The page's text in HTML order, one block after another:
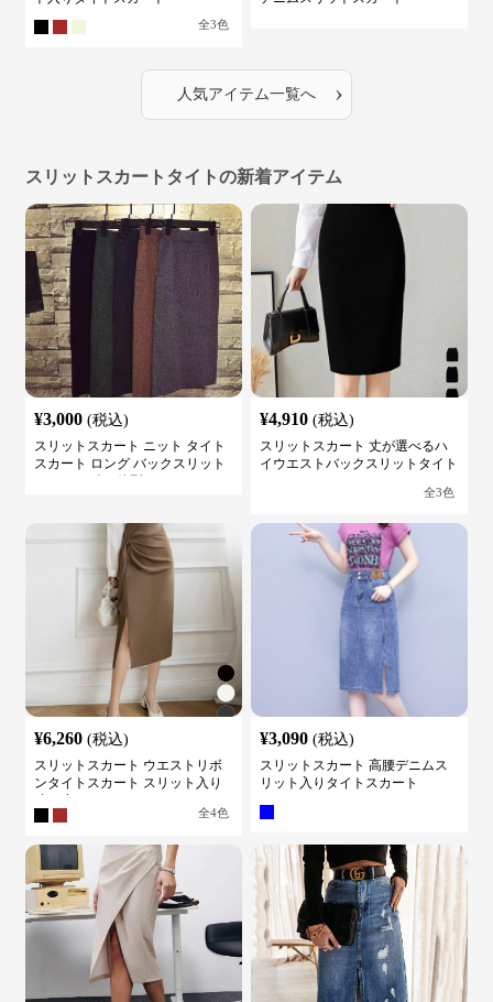
全3色
人気アイテム一覧へ ›
スリットスカートタイトの新着アイテム
¥3,000 (税込)
スリットスカート ニット タイト
スカート ロング バックスリット
¥4,910 (税込)
スリットスカート 丈が選べるハ
イウエストバックスリットタイト
全3色
¥6,260 (税込)
スリットスカート ウエストリボ
ンタイトスカート スリット入り
全4色
¥3,090 (税込)
スリットスカート 高腰デニムス
リット入りタイトスカート